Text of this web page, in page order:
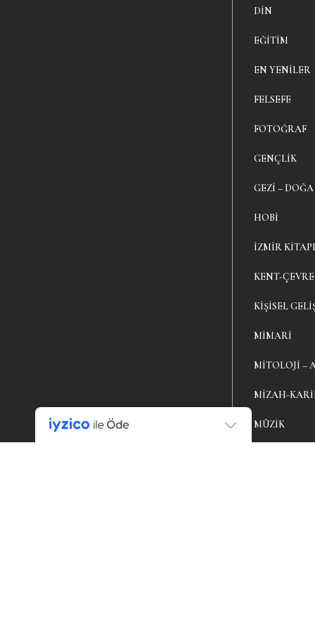
DIN
EĞITIM
EN YENILER
FELSEFE
FOTOĞRAF
GENÇLIK
GEZI – DOĞA
HOBI
İZMIR
KENT-ÇEVRE
KIŞISEL
MIMARI
MITOLOJI –
MIZAH-
MÜZIK